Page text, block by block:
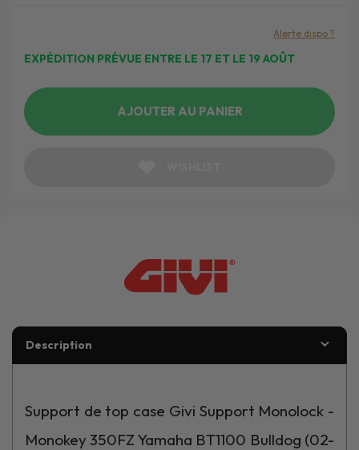
EXPÉDITION PRÉVUE ENTRE LE 17 ET LE 19 AOÛT
Alerte dispo ?
AJOUTER AU PANIER
Description
Support de top case Givi Support Monolock -
Monokey 350FZ Yamaha BT1100 Bulldog (02-